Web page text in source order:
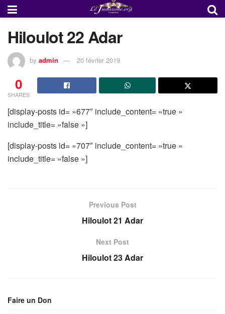
Hiloulot 22 Adar
by admin 20 février 2019
0
SHARES
[display-posts id= »677″ include_content= »true »
include_title= »false »]
[display-posts id= »707″ include_content= »true »
include_title= »false »]
Previous Post
Hiloulot 21 Adar
Next Post
Hiloulot 23 Adar
Faire un Don